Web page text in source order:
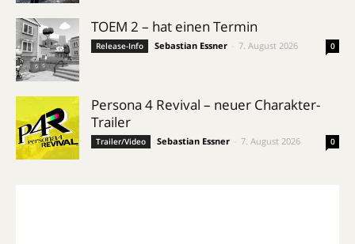
TOEM 2 – hat einen Termin
Release-Info Sebastian Essner 7. August 2026 0
Persona 4 Revival – neuer Charakter-
Trailer
Trailer/Video Sebastian Essner 7. August 2026 0